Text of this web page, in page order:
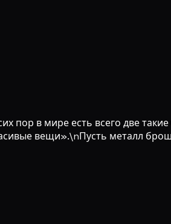
в мире есть всего две
вещи».\nПусть металл